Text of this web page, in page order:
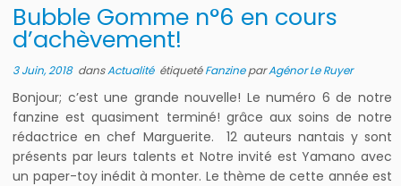
Bubble Gomme n°6 en cours
d’achèvement!
3 Juin, 2018dansActualité étiquetéFanzineparAgénor Le Ruyer
Bonjour; c’est une grande nouvelle! Le numéro 6 de notre
fanzine est quasiment terminé! grâce aux soins de notre
rédactrice en chef Marguerite. 12 auteurs nantais y sont
présents par leurs talents et Notre invité est Yamano avec
un paper-toy inédit à monter. Le thème de cette année est